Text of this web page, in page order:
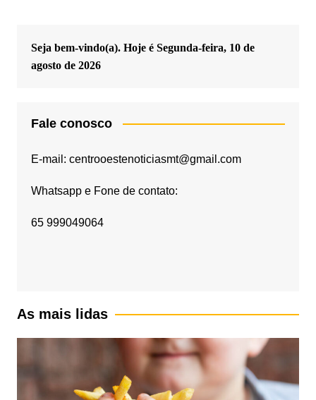
Seja bem-vindo(a). Hoje é Segunda-feira, 10 de
agosto de 2026
Fale conosco
E-mail: centrooestenoticiasmt@gmail.com
Whatsapp e Fone de contato:
65 999049064
As mais lidas